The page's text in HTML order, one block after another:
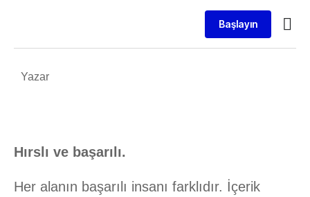
Başlayın
Yazar
Hırslı ve başarılı.
Her alanın başarılı insanı farklıdır. İçerik